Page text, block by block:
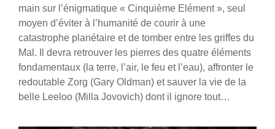
main sur l’énigmatique « Cinquième Elément », seul
moyen d’éviter à l’humanité de courir à une
catastrophe planétaire et de tomber entre les griffes du
Mal. Il devra retrouver les pierres des quatre éléments
fondamentaux (la terre, l’air, le feu et l’eau), affronter le
redoutable Zorg (Gary Oldman) et sauver la vie de la
belle Leeloo (Milla Jovovich) dont il ignore tout…